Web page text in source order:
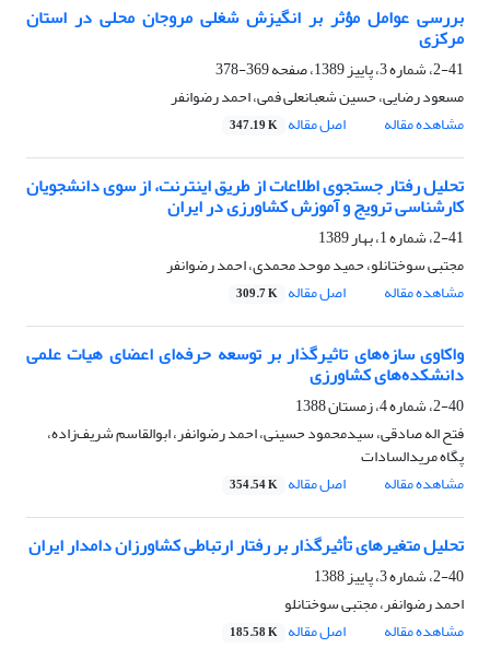
بررسی عوامل مؤثر بر انگیزش شغلی مروجان محلی در استان
مرکزی
2-41، شماره 3، پاییز 1389، صفحه
369-378
مسعود رضایی، حسین شعبانعلی فمی، احمد رضوانفر
مشاهده مقاله
اصل مقاله 347.19 K
تحلیل رفتار جستجوی اطلاعات از طریق اینترنت، از سوی دانشجویان
کارشناسی ترویج و آموزش کشاورزی در ایران
2-41، شماره 1، بهار 1389
مجتبی سوختانلو، حمید موحد محمدی، احمد رضوانفر
مشاهده مقاله
اصل مقاله 309.7 K
واکاوی سازه‌های تاثیرگذار بر توسعه حرفه‌ای اعضای هیات علمی
دانشکده‌های کشاورزی
2-40، شماره 4، زمستان 1388
فتح اله صادقی، سیدمحمود حسینی، احمد رضوانفر، ابوالقاسم شریف‌زاده،
پگاه مریدالسادات
مشاهده مقاله
اصل مقاله 354.54 K
تحلیل متغیرهای تأثیرگذار بر رفتار ارتباطی کشاورزان دامدار ایران
2-40، شماره 3، پاییز 1388
احمد رضوانفر، مجتبی سوختانلو
مشاهده مقاله
اصل مقاله 185.58 K